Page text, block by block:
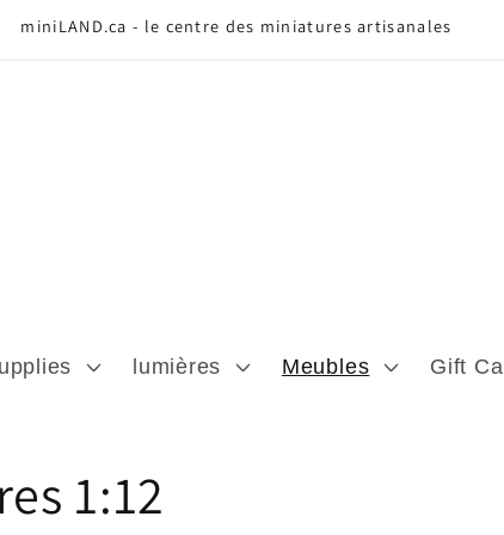
miniLAND.ca - le centre des miniatures artisanales
lumières Meubles Gift
1:12